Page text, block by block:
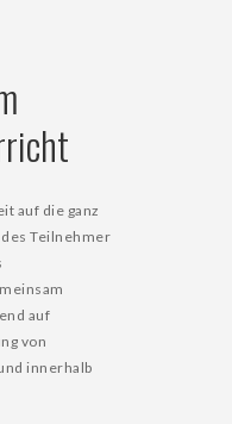
auf die ganz
Teilnehmer
auf
von
innerhalb